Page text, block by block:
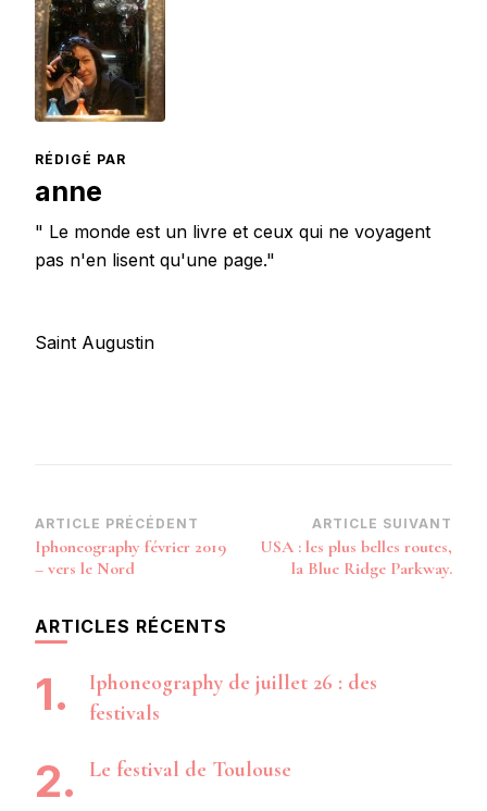
RÉDIGÉ PAR
anne
" Le monde est un livre et ceux qui ne voyagent
pas n'en lisent qu'une page."
Saint Augustin
Navigation
d’article
ARTICLE PRÉCÉDENT
Iphoneography février 2019
– vers le Nord
ARTICLE SUIVANT
USA : les plus belles routes,
la Blue Ridge Parkway.
ARTICLES RÉCENTS
Iphoneography de juillet 26 : des
festivals
Le festival de Toulouse